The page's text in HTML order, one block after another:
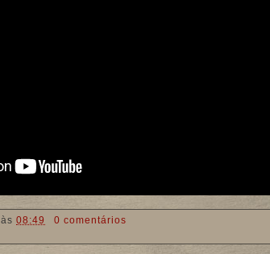
às 08:49
0 comentários